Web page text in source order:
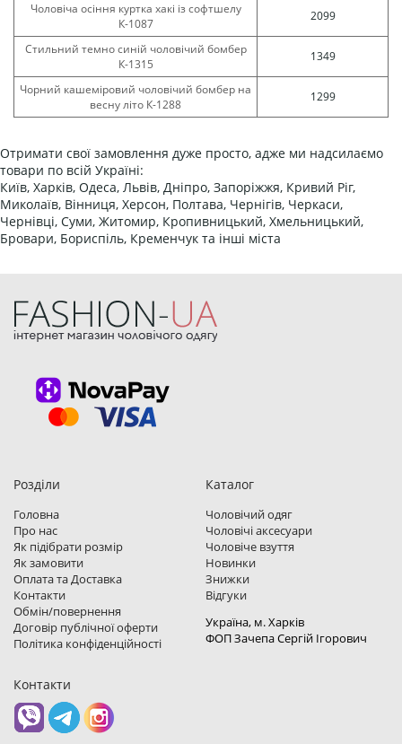
Чоловіча осіння куртка хакі із софтшелу
К-1087
2099
Стильний темно синій чоловічий бомбер
К-1315
1349
Чорний кашеміровий чоловічий бомбер на
весну літо К-1288
1299
Отримати свої замовлення дуже просто, адже ми надсилаємо
товари по всій Україні:
Київ, Харків, Одеса, Львів, Дніпро, Запоріжжя, Кривий Ріг,
Миколаїв, Вінниця, Херсон, Полтава, Чернігів, Черкаси,
Чернівці, Суми, Житомир, Кропивницький, Хмельницький,
Бровари, Бориспіль, Кременчук та інші міста
Розділи
Головна
Про нас
Як підібрати розмір
Як замовити
Оплата та Доставка
Контакти
Обмін/повернення
Договір публічної оферти
Політика конфіденційності
Каталог
Чоловічий одяг
Чоловічі аксесуари
Чоловіче взуття
Новинки
Знижки
Відгуки
Україна, м. Харкiв
ФОП Зачепа Сергій Ігорович
Контакти